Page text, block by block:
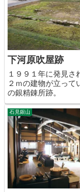
下河原吹屋跡
１９９１年に発見さ
２ｍの建物が立って
の銀精錬所跡。
石見銀山